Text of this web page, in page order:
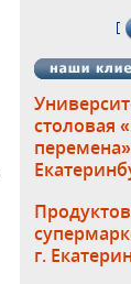
столовая
г.